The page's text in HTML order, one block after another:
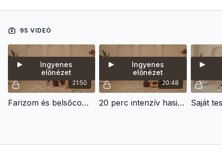
szülés utáni időszak esetén. Az itt elhangzó útmutatás nem
95 VIDEÓ
21:50
Ingyenes
előnézet
Farizom és belsőcomb formálás súllyal
20:48
Ingyenes
előnézet
20 perc intenzív hasizom erősítés bokasúllyal